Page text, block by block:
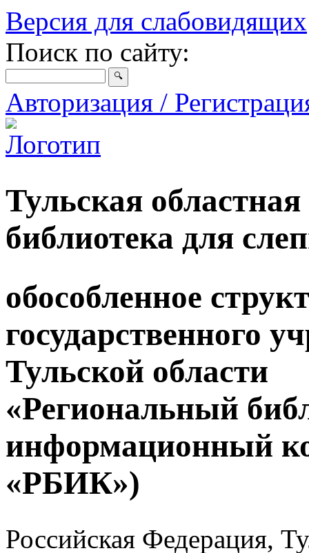
Версия для слабовидящих
Поиск по сайту:
Авторизация /
Тульская
библиотека для
обособленное
государственного
Тульской области
«Региональный
информационный
«РБИК»)
Российская Федерация,